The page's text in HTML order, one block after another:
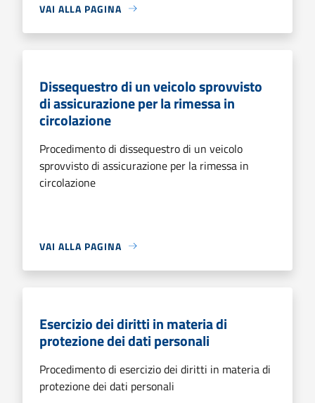
VAI ALLA PAGINA
Dissequestro di un veicolo sprovvisto
di assicurazione per la rimessa in
circolazione
Procedimento di dissequestro di un veicolo
sprovvisto di assicurazione per la rimessa in
circolazione
VAI ALLA PAGINA
Esercizio dei diritti in materia di
protezione dei dati personali
Procedimento di esercizio dei diritti in materia di
protezione dei dati personali